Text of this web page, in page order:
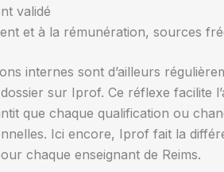
validé
et à la rémunération, sources
internes sont d’ailleurs
sur Iprof. Ce réflexe facilite
que chaque qualification ou
Ici encore, Iprof fait la
chaque enseignant de Reims.